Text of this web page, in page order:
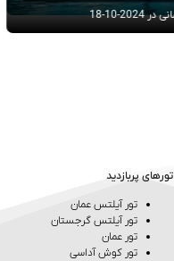
بروز رسانی در2023-08-26
تورهای پربازدید
تور آیلتس عمان
تور آیلتس گرجستان
تور عمان
تور کوش‌ آداسی